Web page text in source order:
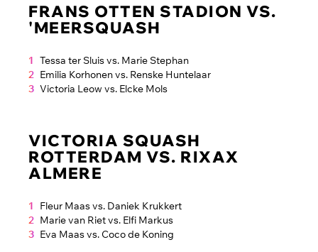
FRANS OTTEN STADION VS.
'MEERSQUASH
Tessa ter Sluis vs. Marie Stephan
Emilia Korhonen vs. Renske Huntelaar
Victoria Leow vs. Elcke Mols
VICTORIA SQUASH
ROTTERDAM VS. RIXAX
ALMERE
Fleur Maas vs. Daniek Krukkert
Marie van Riet vs. Elfi Markus
Eva Maas vs. Coco de Koning